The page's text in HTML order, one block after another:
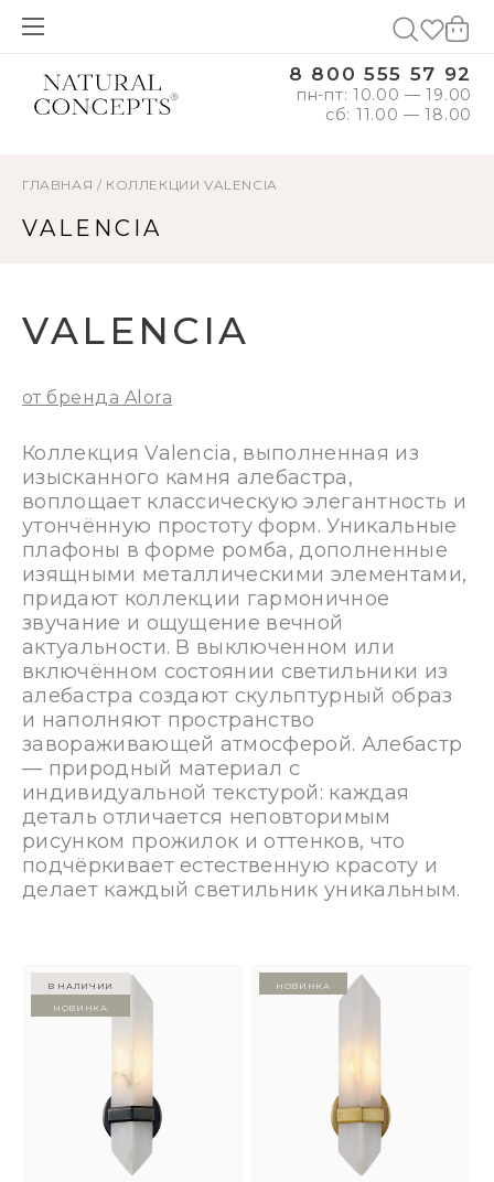
8 800 555 57 92
пн-пт: 10.00 — 19.00
сб: 11.00 — 18.00
ГЛАВНАЯ / КОЛЛЕКЦИИ VALENCIA
VALENCIA
VALENCIA
от бренда Alora
Коллекция Valencia, выполненная из
изысканного камня алебастра,
воплощает классическую элегантность и
утончённую простоту форм. Уникальные
плафоны в форме ромба, дополненные
изящными металлическими элементами,
придают коллекции гармоничное
звучание и ощущение вечной
актуальности. В выключенном или
включённом состоянии светильники из
алебастра создают скульптурный образ
и наполняют пространство
завораживающей атмосферой. Алебастр
— природный материал с
индивидуальной текстурой: каждая
деталь отличается неповторимым
рисунком прожилок и оттенков, что
подчёркивает естественную красоту и
делает каждый светильник уникальным.
в наличии
Новинка
Новинка